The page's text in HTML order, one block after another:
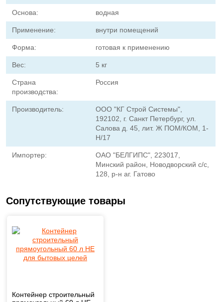
Основа: водная
Применение: внутри помещений
Форма: готовая к применению
Вес: 5 кг
Страна
производства:
Россия
Производитель:
ООО "КГ Строй Системы",
192102, г. Санкт Петербург, ул.
Салова д. 45, лит. Ж ПОМ/КОМ, 1-
Н/17
Импортер:
ОАО "БЕЛГИПС", 223017,
Минский район, Новодворский с/с,
128, р-н аг. Гатово
Сопутствующие товары
Контейнер строительный